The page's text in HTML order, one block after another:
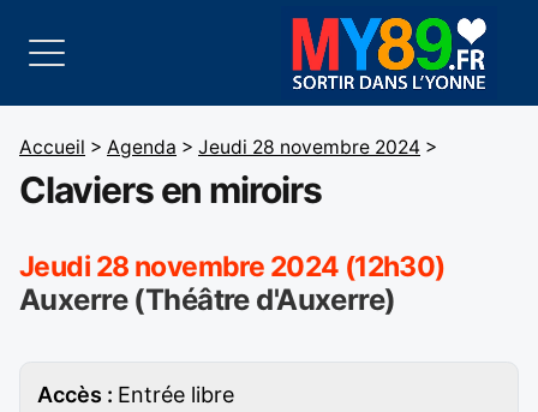
Accueil > Agenda > Jeudi 28 novembre 2024 >
Claviers en miroirs
Jeudi 28 novembre 2024 (12h30)
Auxerre (Théâtre d'Auxerre)
Accès : Entrée libre